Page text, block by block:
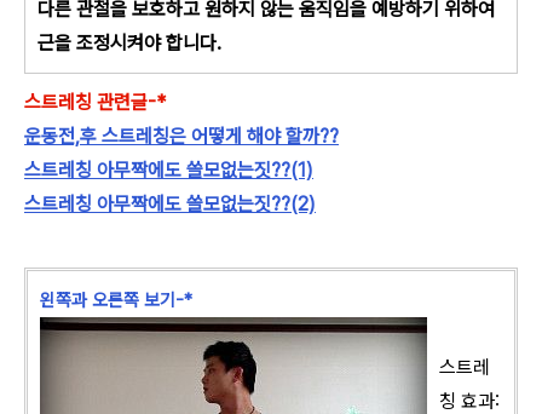
다른 관절을 보호하고 원하지 않는 움직임을 예방하기 위하여
근을 조정시켜야 합니다.
스트레칭 관련글-*
운동전,후 스트레칭은 어떻게 해야 할까??
스트레칭 아무짝에도 쓸모없는짓??(1)
스트레칭 아무짝에도 쓸모없는짓??(2)
왼쪽과 오른쪽 보기-*
스트레
칭 효과: